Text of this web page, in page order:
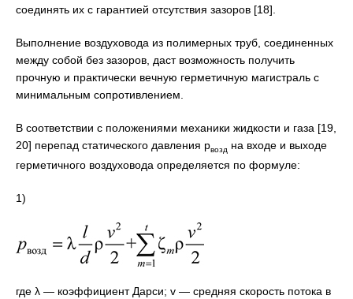
соединять их с гарантией отсутствия зазоров [18].
Выполнение воздуховода из полимерных труб, соединенных
между собой без зазоров, даст возможность получить
прочную и практически вечную герметичную магистраль с
минимальным сопротивлением.
В соответствии с положениями механики жидкости и газа [19,
20] перепад статического давления рвозд на входе и выходе
герметичного воздуховода определяется по формуле:
1)
где λ — коэффициент Дарси; v — средняя скорость потока в